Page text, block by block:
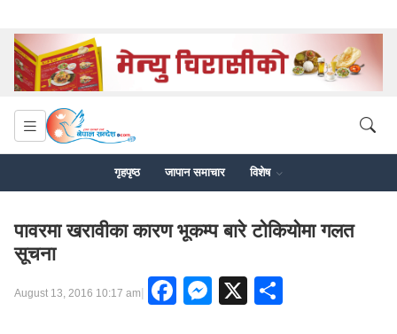
गृहपृष्ठ जापान समाचार विशेष
पावरमा खरावीका कारण भूकम्प बारे टोकियोमा गलत
सूचना
August 13, 2016 10:17 am| Facebook
Messenger
X